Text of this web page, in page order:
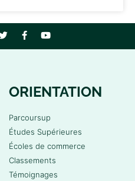
ORIENTATION
Parcoursup
Études Supérieures
Écoles de commerce
Classements
Témoignages